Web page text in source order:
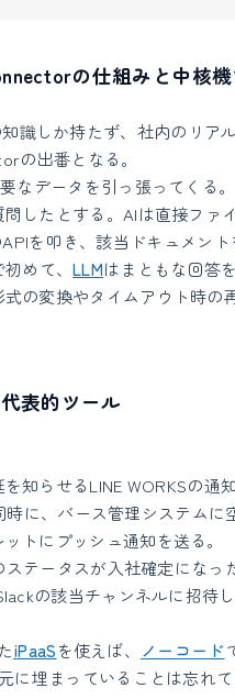
の仕組みと中核
識しか持たず、社内のリア
の出番となる。
なデータを引っ張ってくる。
したとする。AIは直接ファ
を叩き、該当ドキュメン
初めて、LLMはまともな回答
の変換やタイムアウト時の
表的ツール
知らせるLINE WORKSの通
に、バース管理システムに
トにプッシュ通知を送る。
テータスが入社確定にな
の該当チャンネルに招待
iPaaSを使えば、 ノーコード
埋まっていることは忘れて